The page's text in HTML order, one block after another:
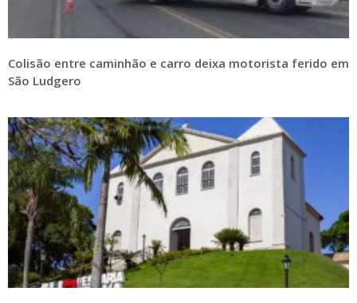
Colisão entre caminhão e carro deixa motorista ferido em
São Ludgero